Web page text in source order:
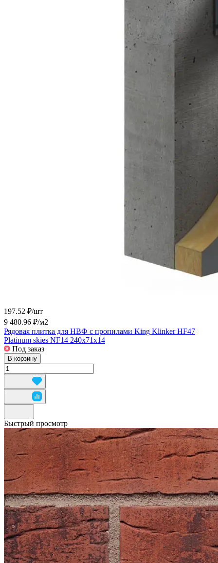
197.52 ₽/шт
9 480.96 ₽/м2
Рядовая плитка для НВФ с пропилами King Klinker HF47
Platinum skies NF14 240x71x14
Под заказ
В корзину
Быстрый просмотр